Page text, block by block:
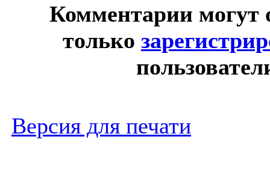
Комментарии могут
только
Версия для печати